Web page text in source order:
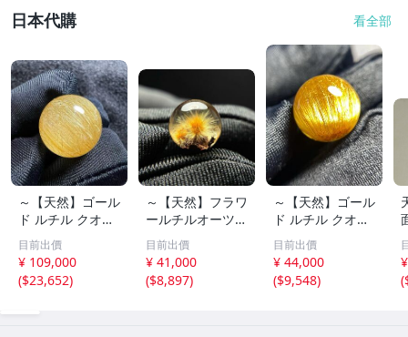
日本代購 看全部
～【天然】ゴール
ド ルチル クオー
ツ 丸玉 18.2mm
8.5g
目前出價
¥ 109,000
($23,652)
～【天然】フラワ
ールチルオーツ
丸玉 10.5mm 1.6
g
目前出價
¥ 41,000
($8,897)
～【天然】ゴール
ド ルチル クオー
ツ 丸玉 13.7mm
3.7g
目前出價
¥ 44,000
($9,548)
(